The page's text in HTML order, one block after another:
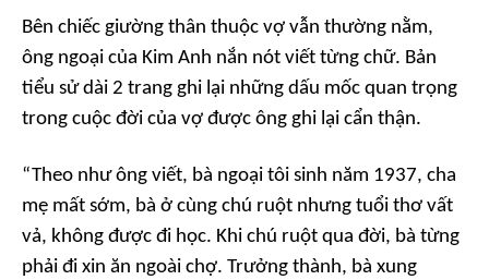
Bên chiếc giường thân thuộc vợ vẫn thường nằm,
ông ngoại của Kim Anh nắn nót viết từng chữ. Bản
tiểu sử dài 2 trang ghi lại những dấu mốc quan trọng
trong cuộc đời của vợ được ông ghi lại cẩn thận.
“Theo như ông viết, bà ngoại tôi sinh năm 1937, cha
mẹ mất sớm, bà ở cùng chú ruột nhưng tuổi thơ vất
vả, không được đi học. Khi chú ruột qua đời, bà từng
phải đi xin ăn ngoài chợ. Trưởng thành, bà xung